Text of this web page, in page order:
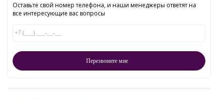
Оставьте свой номер телефона, и наши менеджеры ответят на
все интересующие вас вопросы